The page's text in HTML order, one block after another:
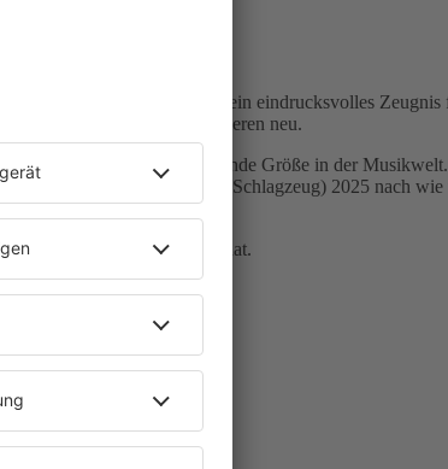
und innere Stärke – ein eindrucksvolles Zeugnis
Grenzen und definieren neu.
ist bis heute eine prägende Größe in der
(Bass) und Nik Hughes (Schlagzeug) 2025 nach
noch darüber zu erzählen hat.